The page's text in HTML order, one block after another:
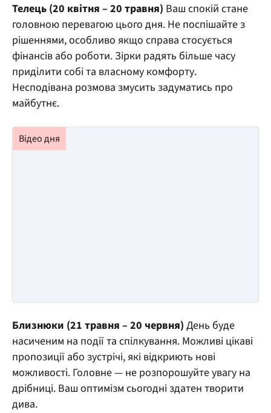
Телець (20 квітня – 20 травня) Ваш спокій стане
головною перевагою цього дня. Не поспішайте з
рішеннями, особливо якщо справа стосується
фінансів або роботи. Зірки радять більше часу
приділити собі та власному комфорту.
Несподівана розмова змусить задуматись про
майбутнє.
Близнюки (21 травня – 20 червня) День буде
насиченим на події та спілкування. Можливі цікаві
пропозиції або зустрічі, які відкриють нові
можливості. Головне — не розпорошуйте увагу на
дрібниці. Ваш оптимізм сьогодні здатен творити
дива.